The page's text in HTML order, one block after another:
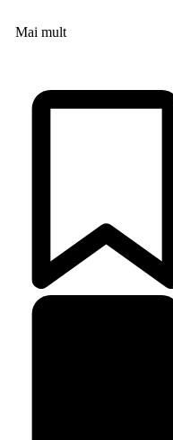
Mai mult